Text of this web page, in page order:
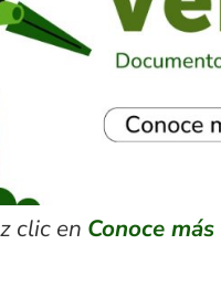
clic en Conoce más